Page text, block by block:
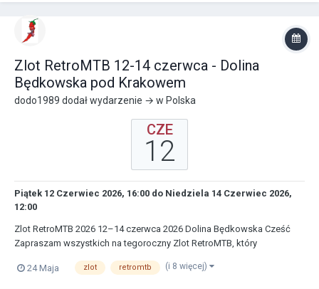
Zlot RetroMTB 12-14 czerwca - Dolina
Będkowska pod Krakowem
dodo1989 dodał wydarzenie → w Polska
CZE
12
Piątek 12 Czerwiec 2026, 16:00 do Niedziela 14 Czerwiec 2026,
12:00
Zlot RetroMTB 2026 12–14 czerwca 2026 Dolina Będkowska Cześć
Zapraszam wszystkich na tegoroczny Zlot RetroMTB, który
Dolinie Będkowskiej pod Krakowem. W sobotę Trasa Zlotowa
24 Maja zlot retromtb (i 8 więcej)